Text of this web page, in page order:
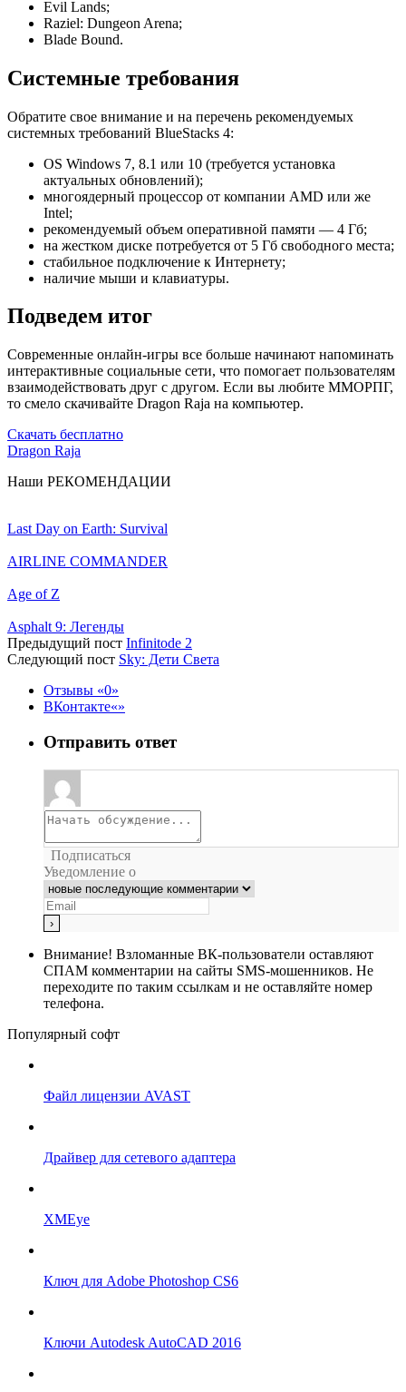
Evil Lands;
Raziel: Dungeon Arena;
Blade Bound.
Системные требования
Обратите свое внимание и на перечень рекомендуемых
системных требований BlueStacks 4:
OS Windows 7, 8.1 или 10 (требуется установка
актуальных обновлений);
многоядерный процессор от компании AMD или же
Intel;
рекомендуемый объем оперативной памяти — 4 Гб;
на жестком диске потребуется от 5 Гб свободного места;
стабильное подключение к Интернету;
наличие мыши и клавиатуры.
Подведем итог
Современные онлайн-игры все больше начинают напоминать
интерактивные социальные сети, что помогает пользователям
взаимодействовать друг с другом. Если вы любите ММОРПГ,
то смело скачивайте Dragon Raja на компьютер.
Скачать бесплатно
Dragon Raja
Наши РЕКОМЕНДАЦИИ
Last Day on Earth: Survival
AIRLINE COMMANDER
Age of Z
Asphalt 9: Легенды
Предыдущий пост Infinitode 2
Следующий пост Sky: Дети Света
Отзывы
0
ВКонтакте
Отправить ответ
Подписаться
Уведомление о
Внимание! Взломанные ВК-пользователи оставляют
СПАМ комментарии на сайты SMS-мошенников. Не
переходите по таким ссылкам и не оставляйте номер
телефона.
Популярный софт
Файл лицензии AVAST
Драйвер для сетевого адаптера
XMEye
Ключ для Adobe Photoshop CS6
Ключи Autodesk AutoCAD 2016